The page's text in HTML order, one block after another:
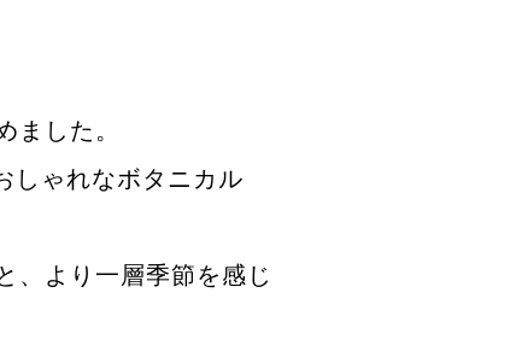
ました。
しゃれなボタニカル
、より一層季節を感じ